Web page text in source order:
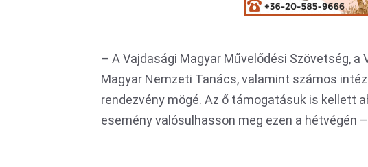
– A Vajdasági Magyar Művelődési Szövetség,
Magyar Nemzeti Tanács, valamint számos
rendezvény mögé. Az ő támogatásuk is kellett
esemény valósulhasson meg ezen a hétvégén